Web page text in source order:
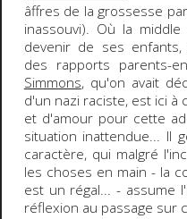
âffres de la grossesse
inassouvi). Où la
devenir de ses enfants,
des rapports parents-
Simmons, qu'on avait
d'un nazi raciste, est ici à
et d'amour pour cette
situation inattendue... Il
caractère, qui malgré
les choses en main - la
est un régal... - assume
réflexion au passage sur